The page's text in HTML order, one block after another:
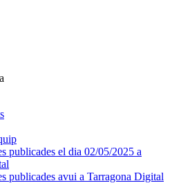
publicades el dia 02/05/2025 a
publicades avui a Tarragona Digital